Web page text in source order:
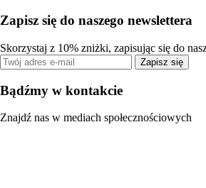
Zapisz się do naszego newslettera
Skorzystaj z 10% zniżki, zapisując się do
Zapisz się
Bądźmy w kontakcie
Znajdź nas w mediach społecznościowych